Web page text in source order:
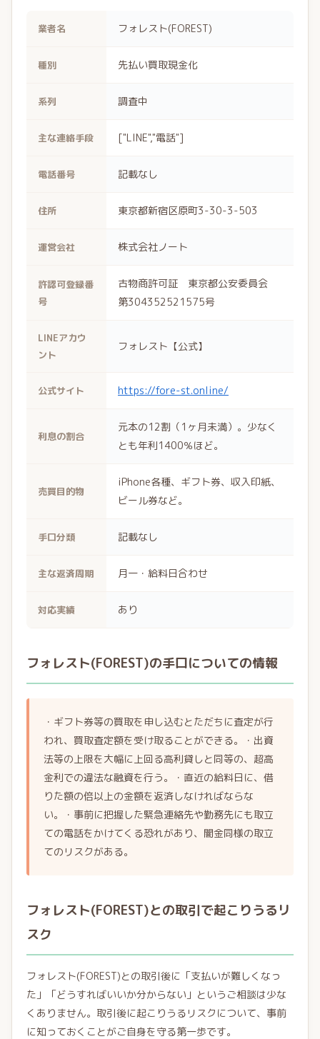
業者名 フォレスト(FOREST)
種別 先払い買取現金化
系列 調査中
主な連絡手段 ["LINE","電話"]
電話番号 記載なし
住所 東京都新宿区原町3-30-3-503
運営会社 株式会社ノート
許認可登録番
号
古物商許可証 東京都公安委員会
第304352521575号
LINEアカウ
ント
フォレスト【公式】
公式サイト https://fore-st.online/
利息の割合
元本の12割（1ヶ月未満）。少なく
とも年利1400％ほど。
売買目的物
iPhone各種、ギフト券、収入印紙、
ビール券など。
手口分類 記載なし
主な返済周期 月一・給料日合わせ
対応実績 あり
フォレスト(FOREST)の手口についての情報
・ギフト券等の買取を申し込むとただちに査定が行
われ、買取査定額を受け取ることができる。・出資
法等の上限を大幅に上回る高利貸しと同等の、超高
金利での違法な融資を行う。・直近の給料日に、借
りた額の倍以上の金額を返済しなければならな
い。・事前に把握した緊急連絡先や勤務先にも取立
ての電話をかけてくる恐れがあり、闇金同様の取立
てのリスクがある。
フォレスト(FOREST)との取引で起こりうるリ
スク
フォレスト(FOREST)との取引後に「支払いが難しくなっ
た」「どうすればいいか分からない」というご相談は少な
くありません。取引後に起こりうるリスクについて、事前
に知っておくことがご自身を守る第一歩です。